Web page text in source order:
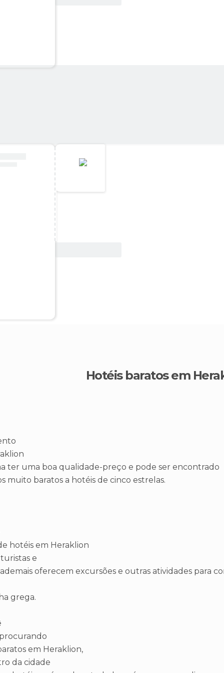
Hotéis baratos em
ter uma boa qualidade-preço e pode ser encontrado
muito baratos a hotéis de cinco estrelas.
hotéis em Heraklion
e
oferecem excursões e outras atividades para
grega.
em Heraklion,
da cidade